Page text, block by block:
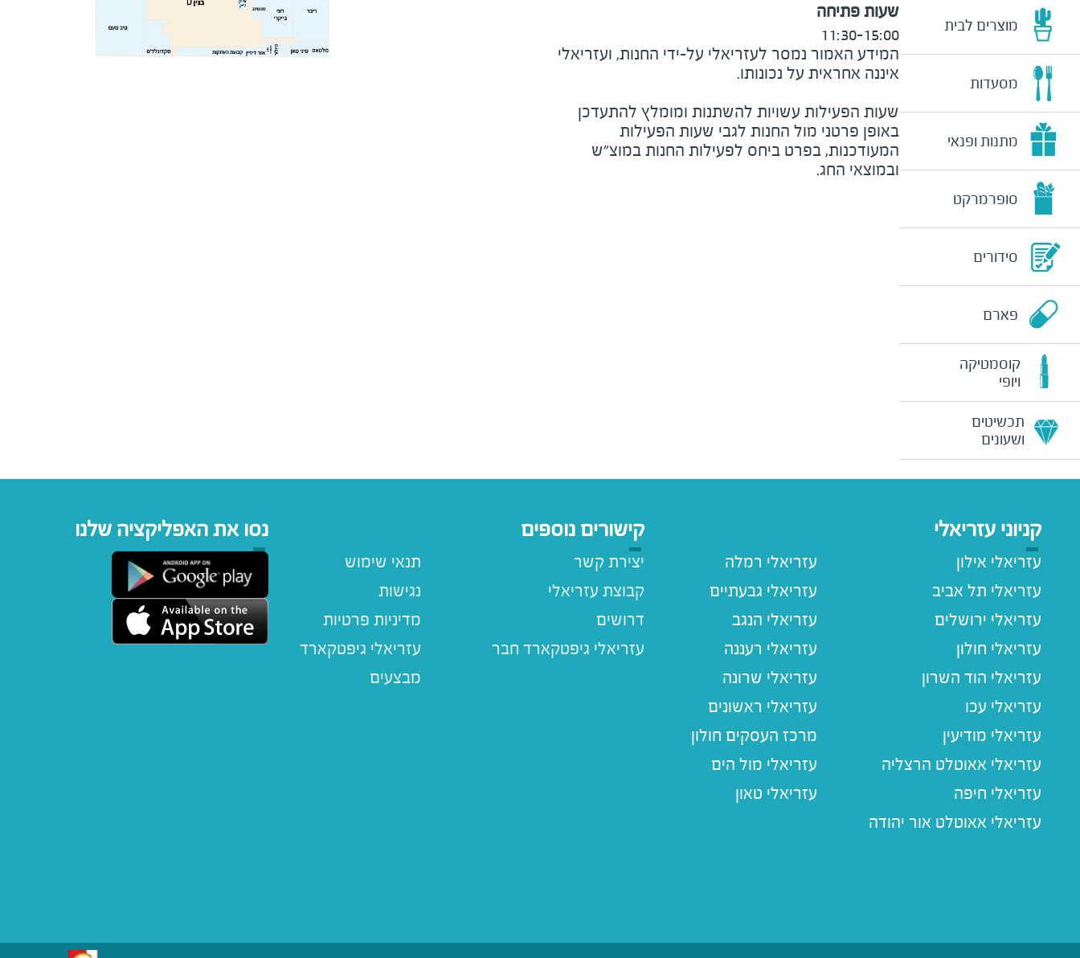
מוצרים לבית
מסעדות
מתנות ופנאי
סופרמרקט
סידורים
פארם
קוסמטיקה
ויופי
תכשיטים
ושעונים
שעות פתיחה
11:30-15:00
המידע האמור נמסר לעזריאלי על-ידי החנות, ועזריאלי
שעות הפעילות עשויות להשתנות ומומלץ להתעדכן
באופן פרטני מול החנות לגבי שעות הפעילות
המעודכנות, בפרט ביחס לפעילות החנות במוצ"ש
ובמוצאי החג.
קניוני עזריאלי
עזריאלי אילון
עזריאלי תל אביב
עזריאלי ירושלים
עזריאלי חולון
עזריאלי הוד השרון
עזריאלי עכו
עזריאלי מודיעין
עזריאלי אאוטלט הרצליה
עזריאלי חיפה
עזריאלי אאוטלט אור יהודה
עזריאלי רמלה
עזריאלי גבעתיים
עזריאלי הנגב
עזריאלי רעננה
עזריאלי שרונה
עזריאלי ראשונים
מרכז העסקים חולון
עזריאלי מול הים
עזריאלי טאון
קישורים נוספים
תנאי שימוש
נגישות
מדיניות פרטיות
עזריאלי גיפטקארד
מבצעים
יצירת קשר
קבוצת עזריאלי
דרושים
נסו את האפליקציה שלנו